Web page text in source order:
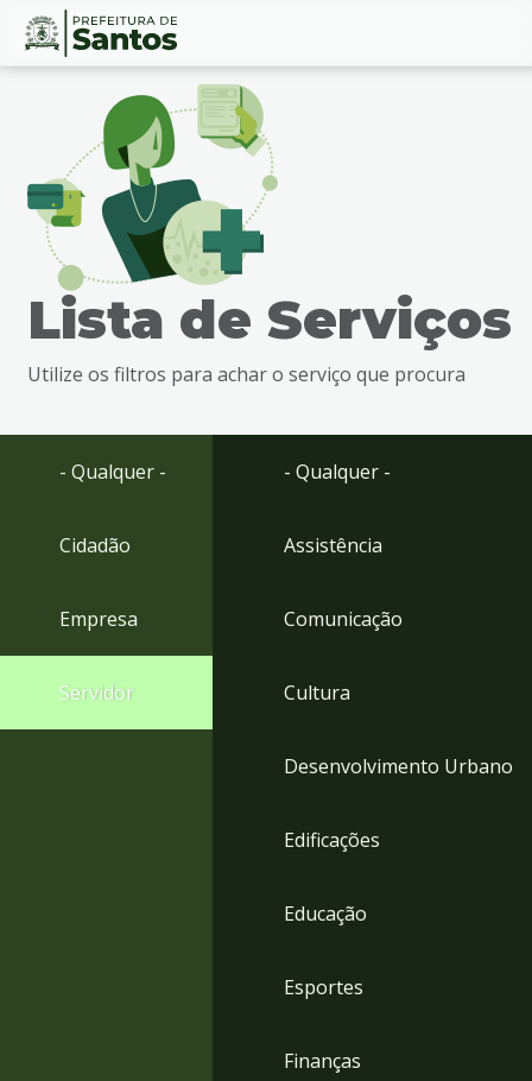
Ir
busca
Ir
Conteúdo
Lista de Serviços
Utilize os filtros para achar o serviço que procura
- Qualquer -
Cidadão
Empresa
Servidor
- Qualquer -
Assistência
Comunicação
Cultura
Desenvolvimento Urbano
Edificações
Educação
Esportes
Finanças